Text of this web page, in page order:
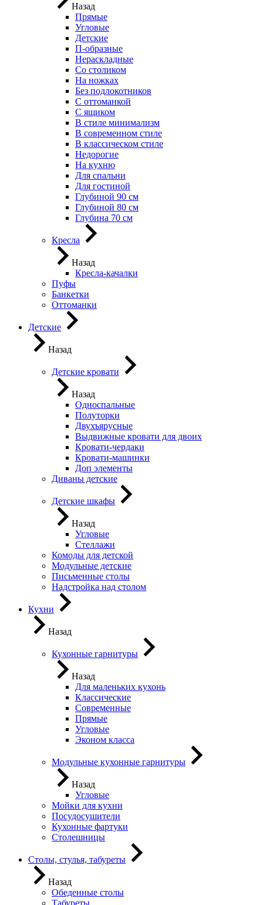
Назад
Прямые
Угловые
Детские
П-образные
Нераскладные
Со столиком
На ножках
Без подлокотников
С оттоманкой
С ящиком
В стиле минимализм
В современном стиле
В классическом стиле
Недорогие
На кухню
Для спальни
Для гостиной
Глубиной 90 см
Глубиной 80 см
Глубина 70 см
Кресла
Назад
Кресла-качалки
Пуфы
Банкетки
Оттоманки
Детские
Назад
Детские кровати
Назад
Односпальные
Полуторки
Двухъярусные
Выдвижные кровати для двоих
Кровати-чердаки
Кровати-машинки
Доп элементы
Диваны детские
Детские шкафы
Назад
Угловые
Стеллажи
Комоды для детской
Модульные детские
Письменные столы
Надстройка над столом
Кухни
Назад
Кухонные гарнитуры
Назад
Для маленьких кухонь
Классические
Современные
Прямые
Угловые
Эконом класса
Модульные кухонные гарнитуры
Назад
Угловые
Мойки для кухни
Посудосушители
Кухонные фартуки
Столешницы
Столы, стулья, табуреты
Назад
Обеденные столы
Табуреты